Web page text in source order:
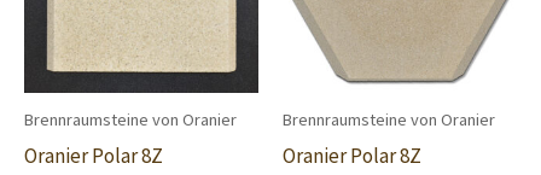
Brennraumsteine von Oranier
Oranier Polar 8Z
Brennraumsteine von Oranier
Oranier Polar 8Z